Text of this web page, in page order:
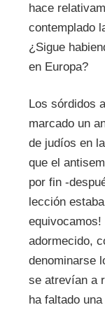
hace
contemplado
¿Sigue
en Europa?
Los sórdidos
marcado un
de judíos en
que el
por fin -
lección
adormecido,
denominarse
se atrevían a
ha faltado